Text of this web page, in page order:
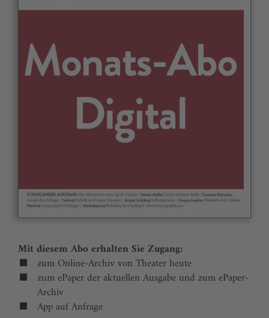
Mit diesem Abo erhalten Sie Zugang:
zum Online-Archiv von Theater heute
zum ePaper der aktuellen Ausgabe und zum ePaper-
Archiv
App auf Anfrage